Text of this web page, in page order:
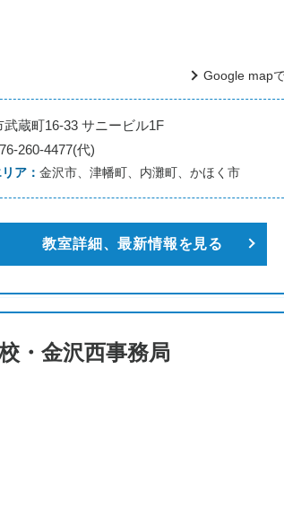
Google map
武蔵町16-33 サニービル1F
260-4477(代)
ア 金沢市、津幡町、内灘町、かほく市
教室詳細、最新情報を見る
・金沢西事務局